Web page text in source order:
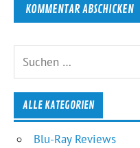
ALLE KATEGORIEN
Blu-Ray Reviews